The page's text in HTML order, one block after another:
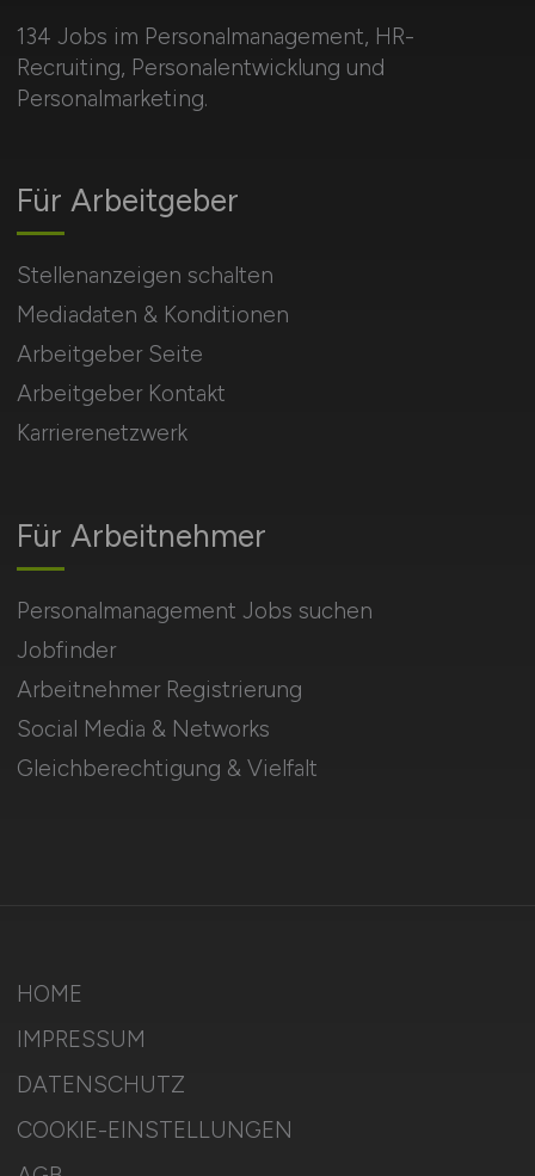
134 Jobs im Personalmanagement, HR-
Recruiting, Personalentwicklung und
Personalmarketing.
Für Arbeitnehmer
Personalmanagement Jobs suchen
Jobfinder
Arbeitnehmer Registrierung
Social Media & Networks
Gleichberechtigung & Vielfalt
Für Arbeitgeber
Stellenanzeigen schalten
Mediadaten & Konditionen
Arbeitgeber Seite
Arbeitgeber Kontakt
Karrierenetzwerk
HOME
IMPRESSUM
DATENSCHUTZ
COOKIE-EINSTELLUNGEN